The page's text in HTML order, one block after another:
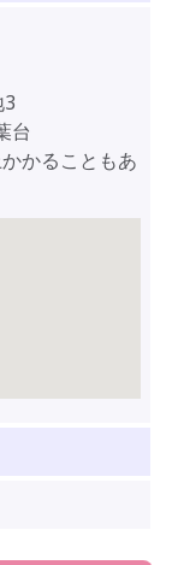
台
かることもあ